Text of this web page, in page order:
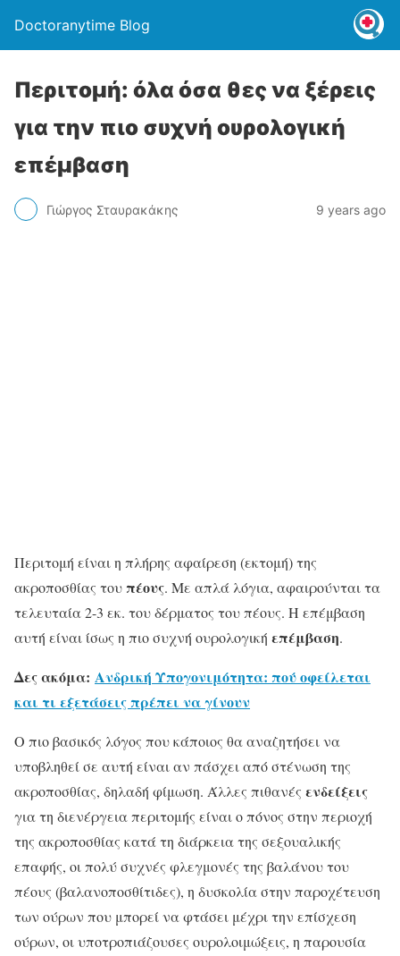
Doctoranytime Blog
Περιτομή: όλα όσα θες να ξέρεις
για την πιο συχνή ουρολογική
επέμβαση
Γιώργος Σταυρακάκης 9 years ago
Περιτομή είναι η πλήρης αφαίρεση (εκτομή) της
ακροποσθίας του πέους. Με απλά λόγια, αφαιρούνται τα
τελευταία 2-3 εκ. του δέρματος του πέους. Η επέμβαση
αυτή είναι ίσως η πιο συχνή ουρολογική επέμβαση.
Δες ακόμα: Ανδρική Υπογονιμότητα: πού οφείλεται
και τι εξετάσεις πρέπει να γίνουν
Ο πιο βασικός λόγος που κάποιος θα αναζητήσει να
υποβληθεί σε αυτή είναι αν πάσχει από στένωση της
ακροποσθίας, δηλαδή φίμωση. Άλλες πιθανές ενδείξεις
για τη διενέργεια περιτομής είναι ο πόνος στην περιοχή
της ακροποσθίας κατά τη διάρκεια της σεξουαλικής
επαφής, οι πολύ συχνές φλεγμονές της βαλάνου του
πέους (βαλανοποσθίτιδες), η δυσκολία στην παροχέτευση
των ούρων που μπορεί να φτάσει μέχρι την επίσχεση
ούρων, οι υποτροπιάζουσες ουρολοιμώξεις, η παρουσία